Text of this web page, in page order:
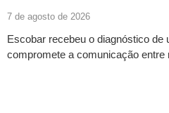
7 de agosto de 2026
Escobar recebeu o diagnóstico de
compromete a comunicação